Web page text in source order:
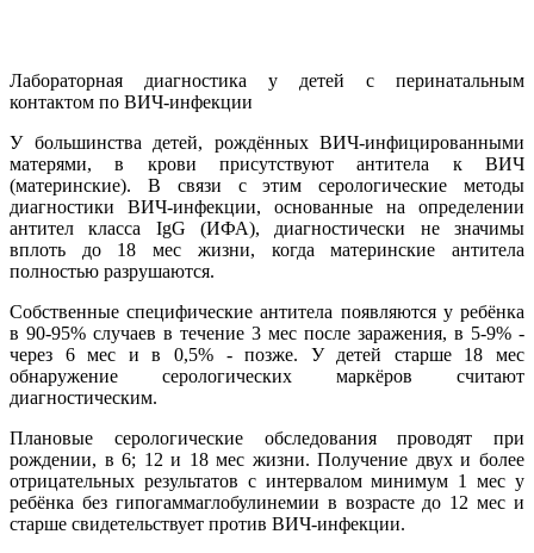
Лабораторная диагностика у детей с перинатальным
контактом по ВИЧ-инфекции
У большинства детей, рождённых ВИЧ-инфицированными
матерями, в крови присутствуют антитела к ВИЧ
(материнские). В связи с этим серологические методы
диагностики ВИЧ-инфекции, основанные на определении
антител класса IgG (ИФА), диагностически не значимы
вплоть до 18 мес жизни, когда материнские антитела
полностью разрушаются.
Собственные специфические антитела появляются у ребёнка
в 90-95% случаев в течение 3 мес после заражения, в 5-9% -
через 6 мес и в 0,5% - позже. У детей старше 18 мес
обнаружение серологических маркёров считают
диагностическим.
Плановые серологические обследования проводят при
рождении, в 6; 12 и 18 мес жизни. Получение двух и более
отрицательных результатов с интервалом минимум 1 мес у
ребёнка без гипогаммаглобулинемии в возрасте до 12 мес и
старше свидетельствует против ВИЧ-инфекции.